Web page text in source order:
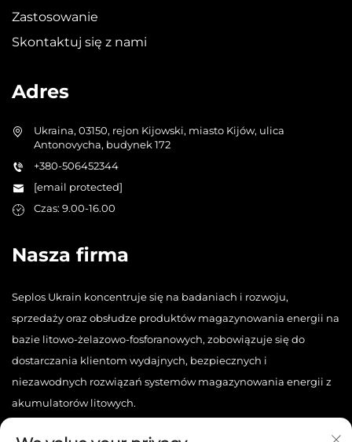
Zastosowanie
Skontaktuj się z nami
Adres
Ukraina, 03150, rejon Kijowski, miasto Kijów, ulica
Antonovycha, budynek 172
+380-506452344
[email protected]
Czas: 9.00-16.00
Nasza firma
Seplos Ukrain koncentruje się na badaniach i rozwoju,
sprzedaży oraz obsłudze produktów magazynowania energii na
bazie litowo-żelazowo-fosforanowych, zobowiązuje się do
dostarczania klientom wydajnych, bezpiecznych i
niezawodnych rozwiązań systemów magazynowania energii z
akumulatorów litowych.